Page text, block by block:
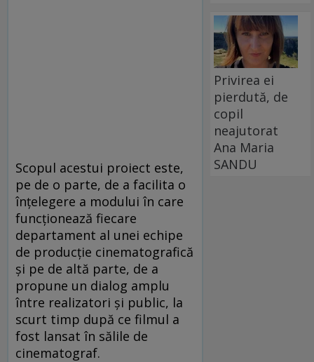
Scopul acestui proiect este,
pe de o parte, de a facilita o
înțelegere a modului în care
funcționează fiecare
departament al unei echipe
de producție cinematografică
şi pe de altă parte, de a
propune un dialog amplu
între realizatori și public, la
scurt timp după ce filmul a
fost lansat în sălile de
cinematograf.
Privirea ei
pierdută, de
copil
neajutorat
Ana Maria
SANDU